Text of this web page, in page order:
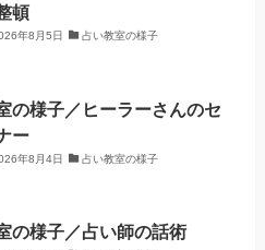
頓
年8月5日 占い教室の様子
の様子／ヒーラーさんのセ
ー
年8月4日 占い教室の様子
の様子／占い師の話術